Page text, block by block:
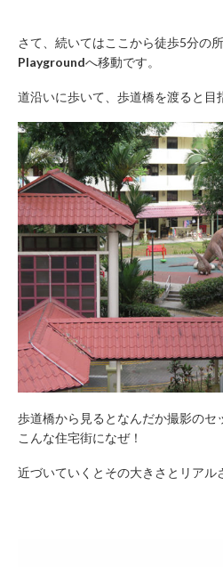
さて、続いてはここから徒歩5分の
Playgroundへ移動です。
道沿いに歩いて、歩道橋を渡ると目
歩道橋から見るとなんだか撮影のセ
こんな住宅街になぜ！
近づいていくとその大きさとリアル